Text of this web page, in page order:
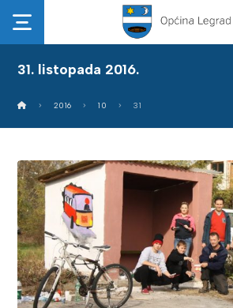
31. listopada 2016.
2016 10 31